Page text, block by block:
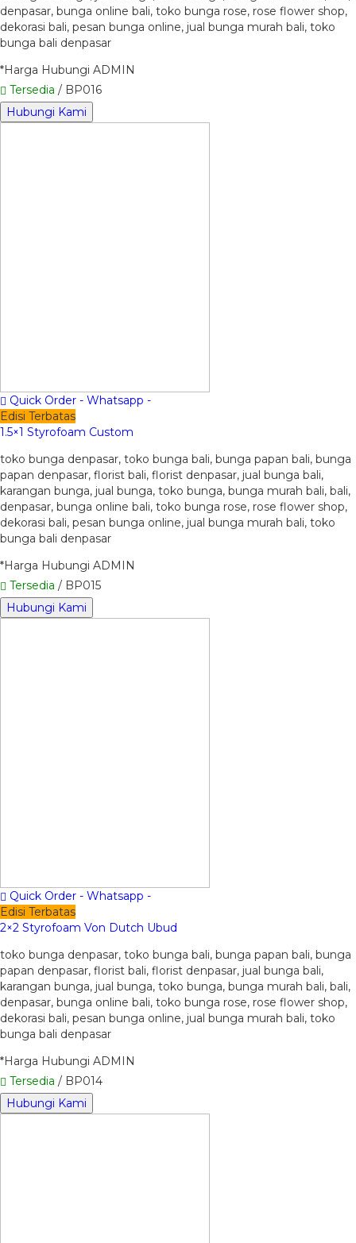
denpasar, bunga online bali, toko bunga rose, rose flower shop,
dekorasi bali, pesan bunga online, jual bunga murah bali, toko
bunga bali denpasar
*Harga Hubungi ADMIN
Tersedia / BP016
Hubungi Kami
Quick Order - Whatsapp -
Edisi Terbatas
1.5×1 Styrofoam Custom
toko bunga denpasar, toko bunga bali, bunga papan bali, bunga
papan denpasar, florist bali, florist denpasar, jual bunga bali,
karangan bunga, jual bunga, toko bunga, bunga murah bali, bali,
denpasar, bunga online bali, toko bunga rose, rose flower shop,
dekorasi bali, pesan bunga online, jual bunga murah bali, toko
bunga bali denpasar
*Harga Hubungi ADMIN
Tersedia / BP015
Hubungi Kami
Quick Order - Whatsapp -
Edisi Terbatas
2×2 Styrofoam Von Dutch Ubud
toko bunga denpasar, toko bunga bali, bunga papan bali, bunga
papan denpasar, florist bali, florist denpasar, jual bunga bali,
karangan bunga, jual bunga, toko bunga, bunga murah bali, bali,
denpasar, bunga online bali, toko bunga rose, rose flower shop,
dekorasi bali, pesan bunga online, jual bunga murah bali, toko
bunga bali denpasar
*Harga Hubungi ADMIN
Tersedia / BP014
Hubungi Kami